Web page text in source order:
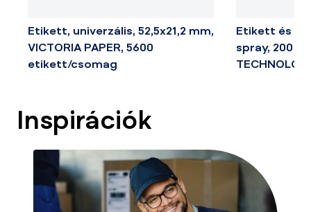
Etikett, univerzális, 52,5x21,2 mm,
VICTORIA PAPER, 5600
etikett/csomag
Etikett és
spray, 200
Inspirációk